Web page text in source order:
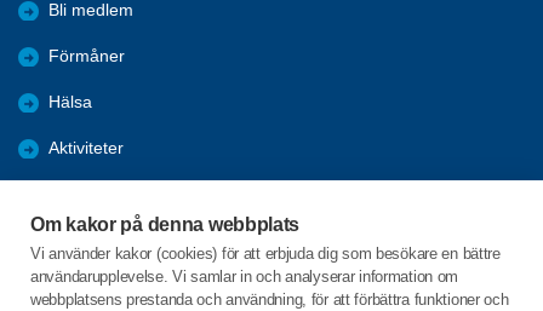
Om kakor på denna webbplats
Vi använder kakor (cookies) för att erbjuda dig som besökare en bättre
användarupplevelse. Vi samlar in och analyserar information om
webbplatsens prestanda och användning, för att förbättra funktioner och
Bli medlem
Förmåner
Hälsa
Aktiviteter
Bildgalleri
Nyheter